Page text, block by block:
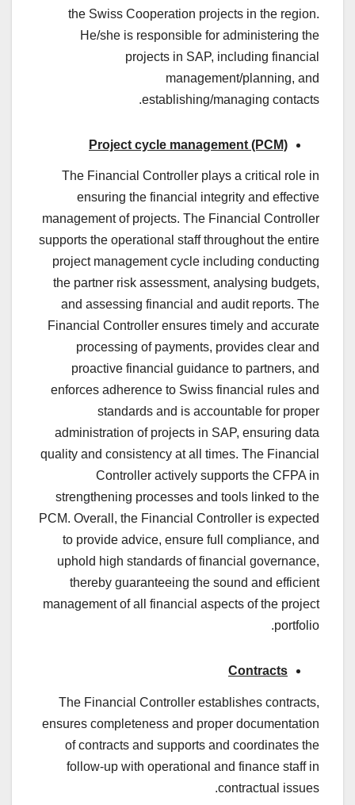
the Swiss Cooperation projects in the region.
He/she is responsible for administering the
projects in SAP, including financial
management/planning, and
establishing/managing contacts.
Project cycle management (PCM)
The Financial Controller plays a critical role in
ensuring the financial integrity and effective
management of projects. The Financial Controller
supports the operational staff throughout the entire
project management cycle including conducting
the partner risk assessment, analysing budgets,
and assessing financial and audit reports. The
Financial Controller ensures timely and accurate
processing of payments, provides clear and
proactive financial guidance to partners, and
enforces adherence to Swiss financial rules and
standards and is accountable for proper
administration of projects in SAP, ensuring data
quality and consistency at all times. The Financial
Controller actively supports the CFPA in
strengthening processes and tools linked to the
PCM. Overall, the Financial Controller is expected
to provide advice, ensure full compliance, and
uphold high standards of financial governance,
thereby guaranteeing the sound and efficient
management of all financial aspects of the project
portfolio.
Contracts
The Financial Controller establishes contracts,
ensures completeness and proper documentation
of contracts and supports and coordinates the
follow-up with operational and finance staff in
contractual issues.